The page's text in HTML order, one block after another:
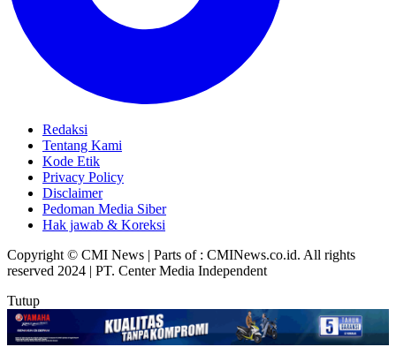
Redaksi
Tentang Kami
Kode Etik
Privacy Policy
Disclaimer
Pedoman Media Siber
Hak jawab & Koreksi
Copyright © CMI News | Parts of : CMINews.co.id. All rights
reserved 2024 | PT. Center Media Independent
Tutup